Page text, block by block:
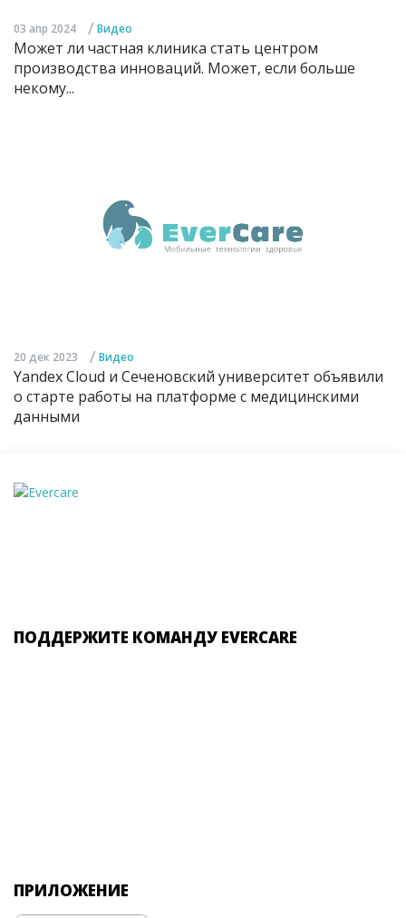
03 апр 2024 / Видео
Может ли частная клиника стать центром
производства инноваций. Может, если больше
некому...
20 дек 2023 / Видео
Yandex Cloud и Сеченовский университет объявили
о старте работы на платформе с медицинскими
данными
ПОДДЕРЖИТЕ КОМАНДУ EVERCARE
ПРИЛОЖЕНИЕ